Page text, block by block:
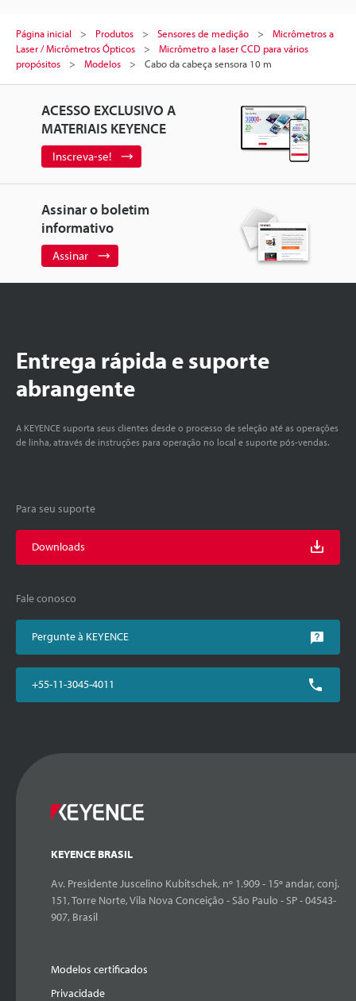
Página inicial Produtos Sensores de medição
Micrômetros a
Laser / Micrômetros Ópticos
Micrômetro a laser CCD para vários
propósitos
Modelos Cabo da cabeça sensora 10 m
ACESSO EXCLUSIVO A
MATERIAIS KEYENCE
Inscreva-se!
Assinar o boletim
informativo
Assinar
Entrega rápida e suporte
abrangente
A KEYENCE suporta seus clientes desde o processo de seleção até as operações
de linha, através de instruções para operação no local e suporte pós-vendas.
Para seu suporte
Downloads
Fale conosco
Pergunte à KEYENCE
+55-11-3045-4011
KEYENCE BRASIL
Av. Presidente Juscelino Kubitschek, nº 1.909 - 15º andar, conj.
151, Torre Norte, Vila Nova Conceição - São Paulo - SP - 04543-
907, Brasil
Modelos certificados
Privacidade